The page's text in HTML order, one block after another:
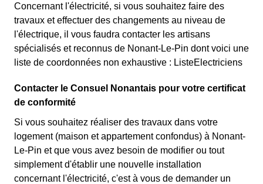
Concernant l'électricité, si vous souhaitez faire des
travaux et effectuer des changements au niveau de
l'électrique, il vous faudra contacter les artisans
spécialisés et reconnus de Nonant-Le-Pin dont voici une
liste de coordonnées non exhaustive : ListeElectriciens
Contacter le Consuel Nonantais pour votre certificat
de conformité
Si vous souhaitez réaliser des travaux dans votre
logement (maison et appartement confondus) à Nonant-
Le-Pin et que vous avez besoin de modifier ou tout
simplement d'établir une nouvelle installation
concernant l'électricité, c'est à vous de demander un